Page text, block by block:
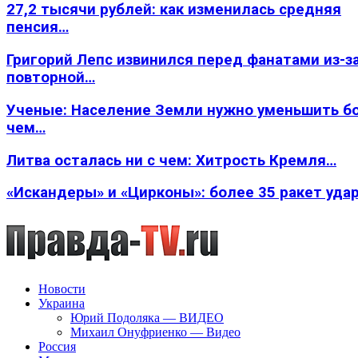
27,2 тысячи рублей: как изменилась средняя
пенсия…
Григорий Лепс извинился перед фанатами из-
повторной…
Ученые: Население Земли нужно уменьшить
чем…
Литва осталась ни с чем: Хитрость Кремля…
«Искандеры» и «Цирконы»: более 35 ракет
Новости
Украина
Юрий Подоляка — ВИДЕО
Михаил Онуфриенко — Видео
Россия